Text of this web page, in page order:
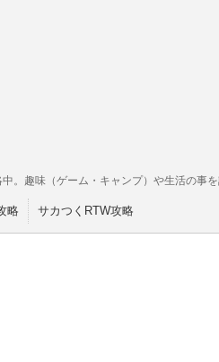
。趣味（ゲーム・キャンプ）や生活の事を
略 サカつくRTW攻略